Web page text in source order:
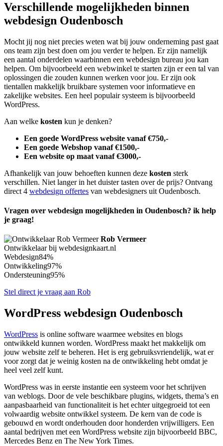
Verschillende mogelijkheden binnen
webdesign Oudenbosch
Mocht jij nog niet precies weten wat bij jouw onderneming past gaat
ons team zijn best doen om jou verder te helpen. Er zijn namelijk
een aantal onderdelen waarbinnen een webdesign bureau jou kan
helpen. Om bijvoorbeeld een webwinkel te starten zijn er een tal van
oplossingen die zouden kunnen werken voor jou. Er zijn ook
tientallen makkelijk bruikbare systemen voor informatieve en
zakelijke websites. Een heel populair systeem is bijvoorbeeld
WordPress.
Aan welke kosten kun je denken?
Een goede WordPress website vanaf €750,-
Een goede Webshop vanaf €1500,-
Een website op maat vanaf €3000,-
Afhankelijk van jouw behoeften kunnen deze kosten sterk
verschillen. Niet langer in het duister tasten over de prijs? Ontvang
direct 4 webdesign offertes van webdesigners uit Oudenbosch.
Vragen over webdesign mogelijkheden in Oudenbosch? ik help
je graag!
Rob Vermeer
Ontwikkelaar bij webdesignkaart.nl
Webdesign84%
Ontwikkeling97%
Ondersteuning95%
Stel direct je vraag aan Rob
WordPress webdesign Oudenbosch
WordPress is online software waarmee websites en blogs
ontwikkeld kunnen worden. WordPress maakt het makkelijk om
jouw website zelf te beheren. Het is erg gebruiksvriendelijk, wat er
voor zorgt dat je weinig kosten na de ontwikkeling hebt omdat je
heel veel zelf kunt.
WordPress was in eerste instantie een systeem voor het schrijven
van weblogs. Door de vele beschikbare plugins, widgets, thema’s en
aanpasbaarheid van functionaliteit is het echter uitgegroeid tot een
volwaardig website ontwikkel systeem. De kern van de code is
gebouwd en wordt onderhouden door honderden vrijwilligers. Een
aantal bedrijven met een WordPress website zijn bijvoorbeeld BBC,
Mercedes Benz en The New York Times.